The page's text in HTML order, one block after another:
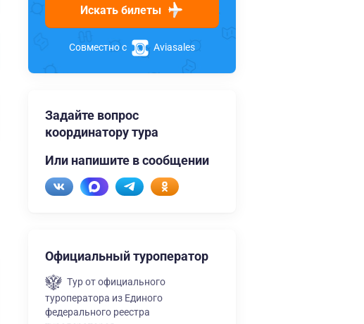
Искать билеты
Совместно с Aviasales
Задайте вопрос
координатору тура
Или напишите в сообщении
Официальный туроператор
Тур от официального
туроператора из Единого
федерального реестра